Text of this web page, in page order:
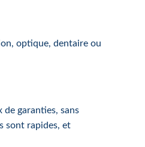
optique, dentaire ou
garanties, sans
sont rapides, et